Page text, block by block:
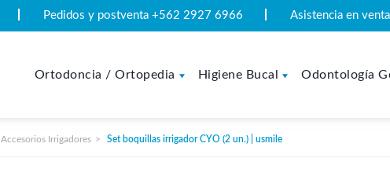
Pedidos y postventa +562 2927 6966 Asistencia en
Ortodoncia / Ortopedia Higiene Bucal Odontología
Accesorios Irrigadores Set boquillas irrigador CYO (2 un.) | usmile